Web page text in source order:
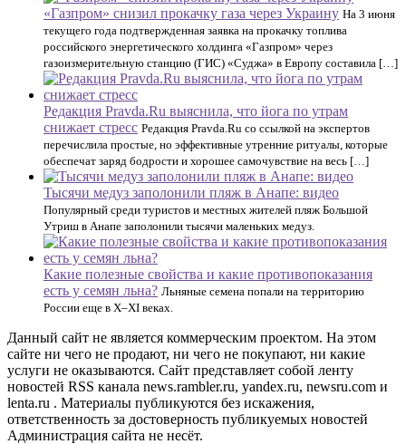
«Газпром» снизил прокачку газа через Украину На 3 июня
текущего года подтвержденная заявка на прокачку топлива
российского энергетического холдинга «Газпром» через
газоизмерительную станцию (ГИС) «Суджа» в Европу составила […]
Редакция Pravda.Ru выяснила, что йога по утрам
снижает стресс Редакция Pravda.Ru со ссылкой на экспертов
перечислила простые, но эффективные утренние ритуалы, которые
обеспечат заряд бодрости и хорошее самочувствие на весь […]
Тысячи медуз заполонили пляж в Анапе: видео
Популярный среди туристов и местных жителей пляж Большой
Утриш в Анапе заполонили тысячи маленьких медуз.
Какие полезные свойства и какие противопоказания
есть у семян льна? Льняные семена попали на территорию
России еще в X–XI веках.
Данный сайт не является коммерческим проектом. На этом
сайте ни чего не продают, ни чего не покупают, ни какие
услуги не оказываются. Сайт представляет собой ленту
новостей RSS канала news.rambler.ru, yandex.ru, newsru.com и
lenta.ru . Материалы публикуются без искажения,
ответственность за достоверность публикуемых новостей
Администрация сайта не несёт.